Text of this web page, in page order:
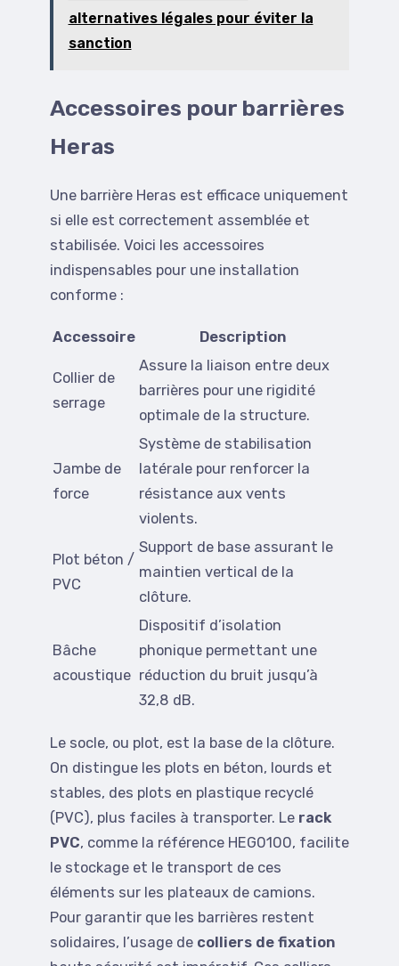
alternatives légales pour éviter la
sanction
Accessoires pour barrières
Heras
Une barrière Heras est efficace uniquement
si elle est correctement assemblée et
stabilisée. Voici les accessoires
indispensables pour une installation
conforme :
Accessoire Description
Collier de
serrage
Assure la liaison entre deux
barrières pour une rigidité
optimale de la structure.
Jambe de
force
Système de stabilisation
latérale pour renforcer la
résistance aux vents
violents.
Plot béton /
PVC
Support de base assurant le
maintien vertical de la
clôture.
Bâche
acoustique
Dispositif d’isolation
phonique permettant une
réduction du bruit jusqu’à
32,8 dB.
Le socle, ou plot, est la base de la clôture.
On distingue les plots en béton, lourds et
stables, des plots en plastique recyclé
(PVC), plus faciles à transporter. Le rack
PVC, comme la référence HEG0100, facilite
le stockage et le transport de ces
éléments sur les plateaux de camions.
Pour garantir que les barrières restent
solidaires, l’usage de colliers de fixation